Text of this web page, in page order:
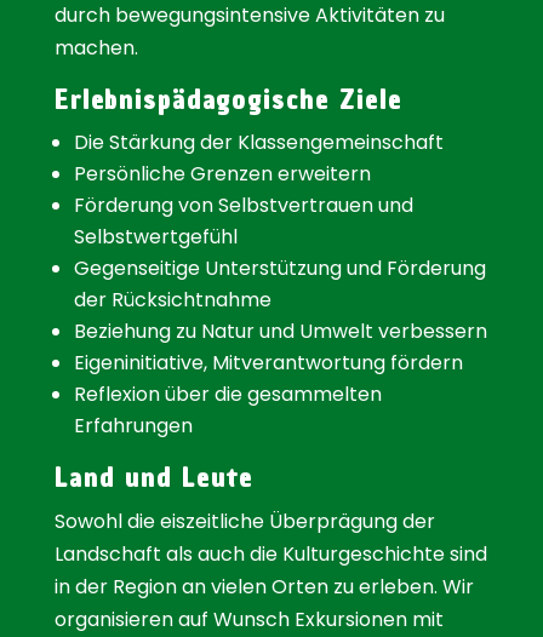
durch bewegungsintensive Aktivitäten zu
machen.
Erlebnispädagogische Ziele
Die Stärkung der Klassengemeinschaft
Persönliche Grenzen erweitern
Förderung von Selbstvertrauen und
Selbstwertgefühl
Gegenseitige Unterstützung und Förderung
der Rücksichtnahme
Beziehung zu Natur und Umwelt verbessern
Eigeninitiative, Mitverantwortung fördern
Reflexion über die gesammelten
Erfahrungen
Land und Leute
Sowohl die eiszeitliche Überprägung der
Landschaft als auch die Kulturgeschichte sind
in der Region an vielen Orten zu erleben. Wir
organisieren auf Wunsch Exkursionen mit